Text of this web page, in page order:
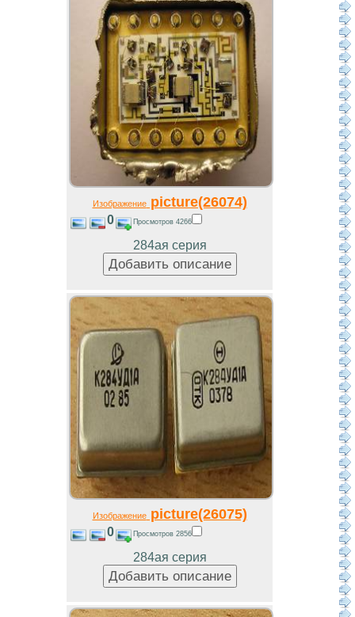
Изображениеpicture(26074)
0 Просмотров 4266
284ая серия
Изображениеpicture(26075)
0 Просмотров 2856
284ая серия